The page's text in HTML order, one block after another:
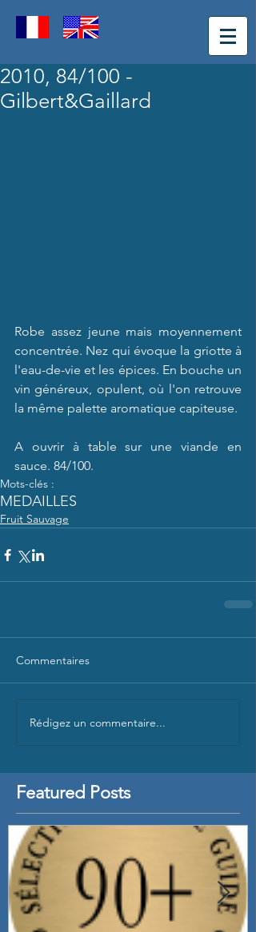
2010, 84/100 -
Gilbert&Gaillard
Robe assez jeune mais moyennement
concentrée. Nez qui évoque la griotte à
l'eau-de-vie et les épices. En bouche un
vin généreux, opulent, où l'on retrouve
la même palette aromatique capiteuse.
A ouvrir à table sur une viande en
sauce. 84/100.
Mots-clés :
MEDAILLES
Fruit Sauvage
Commentaires
Rédigez un commentaire...
Featured Posts